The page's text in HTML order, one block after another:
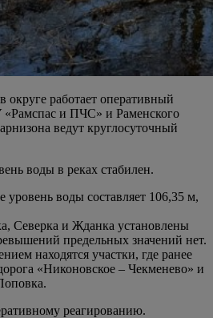
работает оперативный
и ПЧС» и Раменского
ведут круглосуточный
воды в реках стабилен.
воды составляет 106,35 м,
Северка и Жданка установлены
предельных значений нет.
находятся участки, где ранее
«Никоновское – Чекменево» и
реагированию.